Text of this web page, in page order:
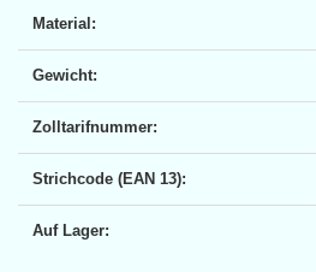
Material:
Gewicht:
Zolltarifnummer:
Strichcode (EAN 13):
Auf Lager: